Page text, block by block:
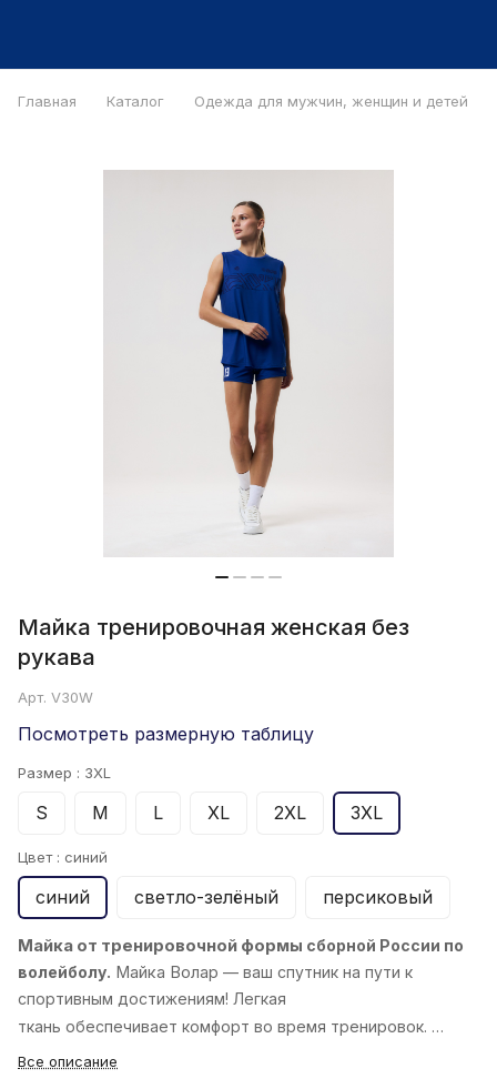
Главная Каталог Одежда для мужчин, женщин и детей
Майка тренировочная женская без
рукава
Арт. V30W
Посмотреть размерную таблицу
Размер : 3XL
S M L XL 2XL 3XL
Цвет : синий
синий светло-зелёный персиковый
Майка от тренировочной формы сборной России по
волейболу. Майка Волар — ваш спутник на пути к
спортивным достижениям! Легкая
ткань обеспечивает комфорт во время тренировок.
Все описание